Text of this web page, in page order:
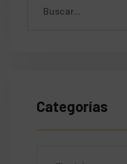
Categorías